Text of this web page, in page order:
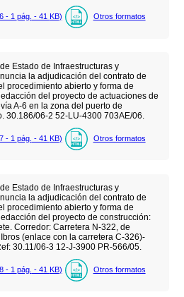
- 1 pág. - 41 KB) Otros formatos
Estado de Infraestructuras y
la adjudicación del contrato de
procedimiento abierto y forma de
del proyecto de actuaciones de
A-6 en la zona del puerto de
30.186/06-2 52-LU-4300 703AE/06.
- 1 pág. - 41 KB) Otros formatos
Estado de Infraestructuras y
la adjudicación del contrato de
procedimiento abierto y forma de
del proyecto de construcción:
Corredor: Carretera N-322, de
(enlace con la carretera C-326)-
30.11/06-3 12-J-3900 PR-566/05.
- 1 pág. - 41 KB) Otros formatos